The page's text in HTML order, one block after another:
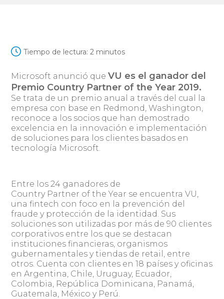
Tiempo de lectura: 2 minutos
Microsoft anunció queVU es el ganador del
Premio Country Partner of the Year 2019.
Se trata de un premio anual a través del cual la
empresa con base en Redmond, Washington,
reconoce a los socios que han demostrado
excelencia en la innovación e implementación
de soluciones para los clientes basados en
tecnología Microsoft.
Entre los 24 ganadores de
Country Partner of the Year se encuentra VU,
una fintech con foco en la prevención del
fraude y protección de la identidad. Sus
soluciones son utilizadas por más de 90 clientes
corporativos entre los que se destacan
instituciones financieras, organismos
gubernamentales y tiendas de retail, entre
otros. Cuenta con clientes en 18 países y oficinas
en Argentina, Chile, Uruguay, Ecuador,
Colombia, República Dominicana, Panamá,
Guatemala, México y Perú.